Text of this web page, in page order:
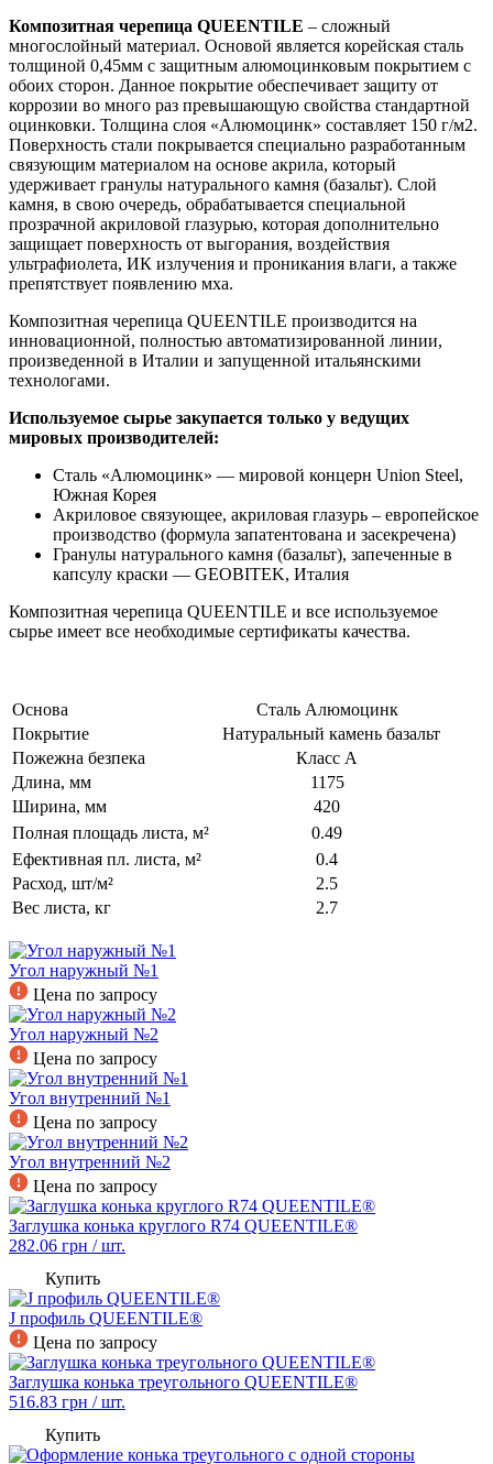
Композитная черепица QUEENTILE – сложный
многослойный материал. Основой является корейская сталь
толщиной 0,45мм с защитным алюмоцинковым покрытием с
обоих сторон. Данное покрытие обеспечивает защиту от
коррозии во много раз превышающую свойства стандартной
оцинковки. Толщина слоя «Алюмоцинк» составляет 150 г/м2.
Поверхность стали покрывается специально разработанным
связующим материалом на основе акрила, который
удерживает гранулы натурального камня (базальт). Слой
камня, в свою очередь, обрабатывается специальной
прозрачной акриловой глазурью, которая дополнительно
защищает поверхность от выгорания, воздействия
ультрафиолета, ИК излучения и проникания влаги, а также
препятствует появлению мха.
Композитная черепица QUEENTILE производится на
инновационной, полностью автоматизированной линии,
произведенной в Италии и запущенной итальянскими
технологами.
Используемое сырье закупается только у ведущих
мировых производителей:
Сталь «Алюмоцинк» — мировой концерн Union Steel,
Южная Корея
Акриловое связующее, акриловая глазурь – европейское
производство (формула запатентована и засекречена)
Гранулы натурального камня (базальт), запеченные в
капсулу краски — GEOBITEK, Италия
Композитная черепица QUEENTILE и все используемое
сырье имеет все необходимые сертификаты качества.
Основа
Сталь Алюмоцинк
Покрытие
Натуральный камень базальт
Пожежна безпека
Класс А
Длина, мм
1175
Ширина, мм
420
Полная площадь листа, м²
0.49
Ефективная пл. листа, м²
0.4
Расход, шт/м²
2.5
Вес листа, кг
2.7
Угол наружный №1
Цена по запросу
Угол наружный №2
Цена по запросу
Угол внутренний №1
Цена по запросу
Угол внутренний №2
Цена по запросу
Заглушка конька круглого R74 QUEENTILE®
282.06 грн / шт.
Купить
J профиль QUEENTILE®
Цена по запросу
Заглушка конька треугольного QUEENTILE®
516.83 грн / шт.
Купить